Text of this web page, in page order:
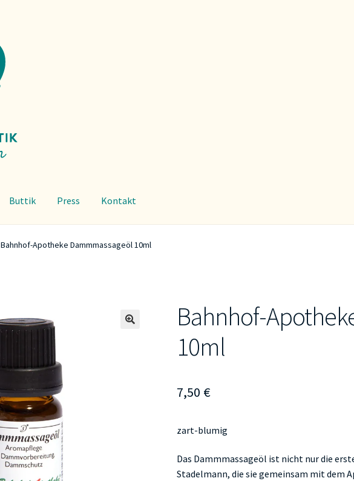
Buttik Press Kontakt
Bahnhof-Apotheke Dammmassageöl 10ml
Bahnhof-
10ml
7,50 €
zart-blumig
Das Dammmassageöl ist nicht nur die
Stadelmann, die sie gemeinsam mit dem